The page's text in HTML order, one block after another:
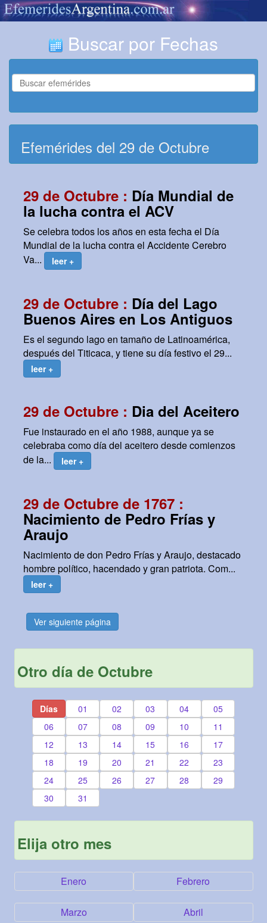
Buscar por Fechas
Efemérides del 29 de Octubre
29 de Octubre : Día Mundial de
la lucha contra el ACV
Se celebra todos los años en esta fecha el Día
Mundial de la lucha contra el Accidente Cerebro
Va...
leer +
29 de Octubre : Día del Lago
Buenos Aires en Los Antiguos
Es el segundo lago en tamaño de Latinoamérica,
después del Titicaca, y tiene su día festivo el 29...
leer +
29 de Octubre : Dia del Aceitero
Fue instaurado en el año 1988, aunque ya se
celebraba como día del aceitero desde comienzos
de la...
leer +
29 de Octubre de 1767 :
Nacimiento de Pedro Frías y
Araujo
Nacimiento de don Pedro Frías y Araujo, destacado
hombre político, hacendado y gran patriota. Com...
leer +
Ver siguiente página
Otro día de Octubre
Días 01 02 03 04
05
06
07 08 09 10
11
12
13 14 15 16
17
18
19 20 21 22
23
24
25 26 27 28
29
30
31
Elija otro mes
Enero Febrero
Marzo Abril